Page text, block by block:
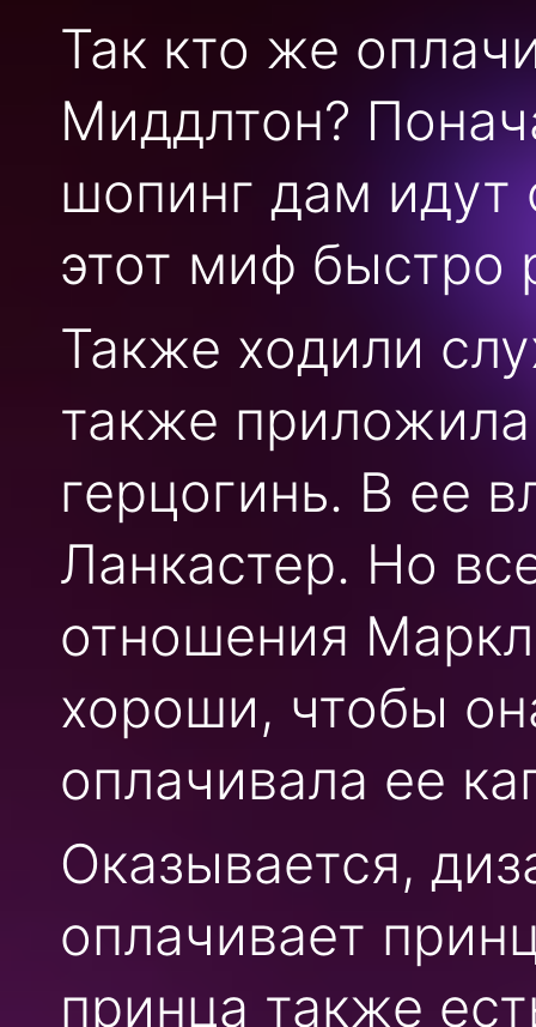
Так кто же
Миддлтон?
шопинг дам идут
этот миф быстро
Также ходили
также
герцогинь. В ее
Ланкастер. Но
отношения
хороши, чтобы
оплачивала ее
Оказывается,
оплачивает
принца также